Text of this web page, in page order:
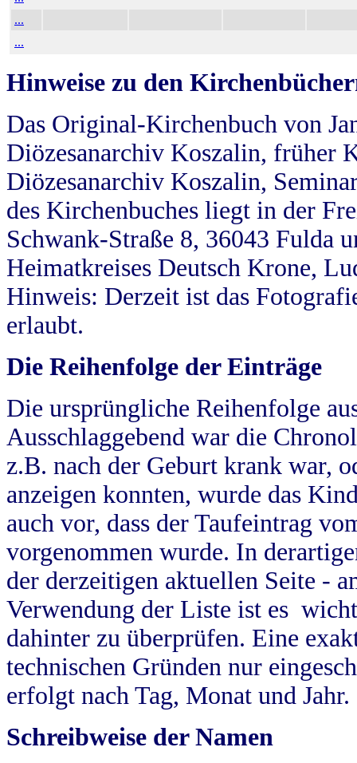
...
...
Hinweise zu den
Das Original-Kirchenbuch von
Diözesanarchiv Koszalin, früher
Diözesanarchiv Koszalin,
des Kirchenbuches liegt in der
Schwank-Straße 8, 36043 Fulda
Heimatkreises Deutsch Krone,
Hinweis: Derzeit ist das
erlaubt.
Die Reihenfolge der Einträge
Die ursprüngliche Reihenfolge
Ausschlaggebend war die
z.B. nach der Geburt krank war,
anzeigen konnten, wurde das
auch vor, dass der Taufeintrag
vorgenommen wurde. In
der derzeitigen aktuellen Seite -
Verwendung der Liste ist es
dahinter zu überprüfen. Eine
technischen Gründen nur
erfolgt nach Tag, Monat und Jahr.
Schreibweise der Namen